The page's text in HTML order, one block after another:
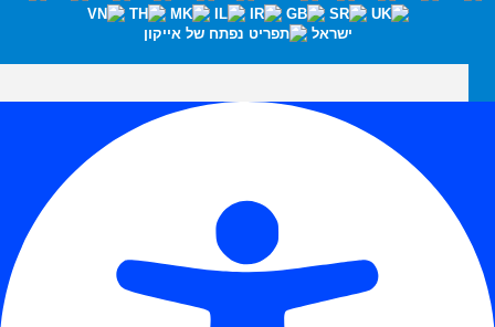
ישראל